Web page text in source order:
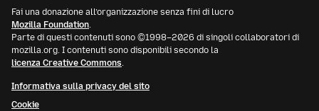
Fai una donazione all’organizzazione senza fini di lucro
Mozilla Foundation.
Parte di questi contenuti sono ©1998–2026 di singoli collaboratori di
mozilla.org. I contenuti sono disponibili secondo la
licenza Creative Commons.
Informativa sulla privacy del sito
Cookie